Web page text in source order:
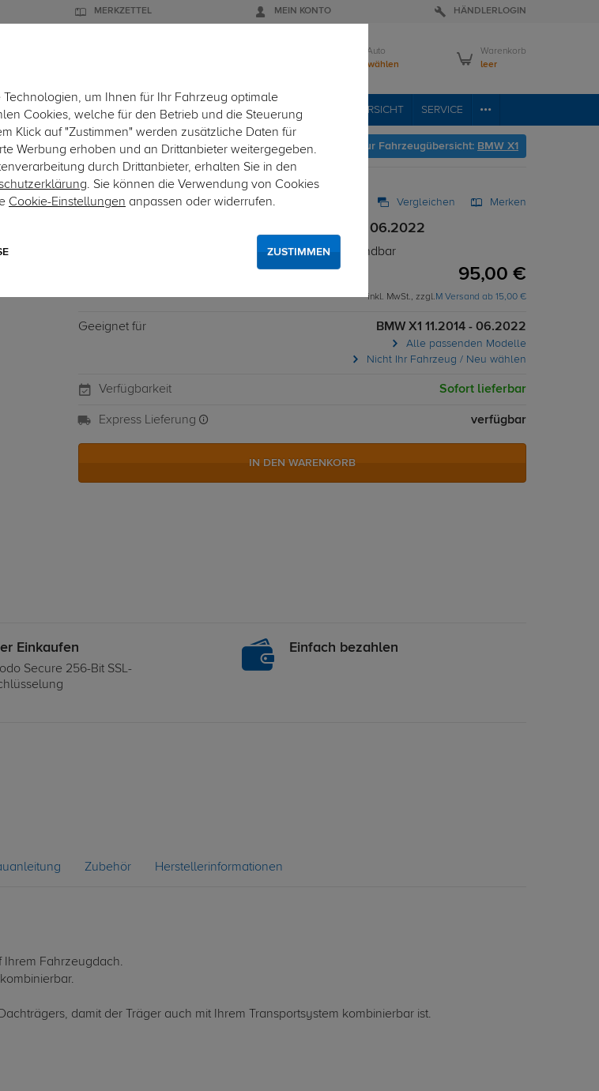
MERKZETTEL MEIN KONTO HÄNDLERLOGIN
Mein Auto
Bitte wählen
Warenkorb
leer
FAHRRADTRÄGER ZUBEHÖR EINBAUSERVICE FAHRZEUGÜBERSICHT SERVICE
Hier geht's zur Fahrzeugübersicht: BMW X1
Art.-Nr. DATR6165-32 Vergleichen Merken
Dachträger G3 Clop airflow BMW X1 11.2014 - 06.2022
mit geschlossener Dachreling - T-Nut Adapter verwendbar
95,00 €
inkl. MwSt., zzgl.M Versand ab 15,00 €
Geeignet für BMW X1 11.2014 - 06.2022
Alle passenden Modelle
Nicht Ihr Fahrzeug / Neu wählen
Verfügbarkeit Sofort lieferbar
Express Lieferung verfügbar
IN DEN WARENKORB
Einkaufen
Secure 256-Bit SSL-
Einfach bezahlen
Zubehör Herstellerinformationen
Ihrem Fahrzeugdach.
damit der Träger auch mit Ihrem Transportsystem kombinierbar ist.
um Ihnen für Ihr Fahrzeug optimale
Cookies, welche für den Betrieb und die Steuerung
Klick auf "Zustimmen" werden zusätzliche Daten für
Werbung erhoben und an Drittanbieter weitergegeben.
durch Drittanbieter, erhalten Sie in den
. Sie können die Verwendung von Cookies
Cookie-Einstellungen anpassen oder widerrufen.
ZUSTIMMEN